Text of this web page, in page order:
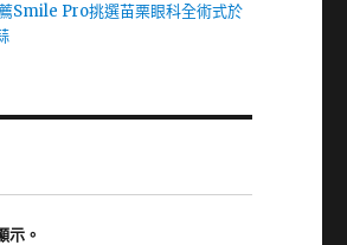
Smile Pro挑選苗栗眼科全術式於
示。